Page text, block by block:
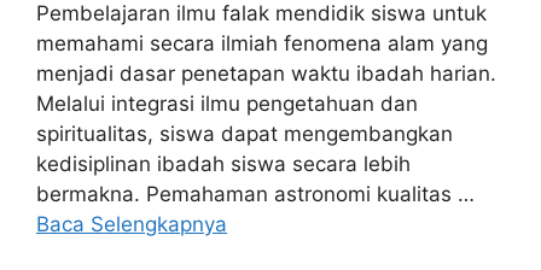
Pembelajaran ilmu falak mendidik siswa untuk
memahami secara ilmiah fenomena alam yang
menjadi dasar penetapan waktu ibadah harian.
Melalui integrasi ilmu pengetahuan dan
spiritualitas, siswa dapat mengembangkan
kedisiplinan ibadah siswa secara lebih
bermakna. Pemahaman astronomi kualitas …
Baca Selengkapnya